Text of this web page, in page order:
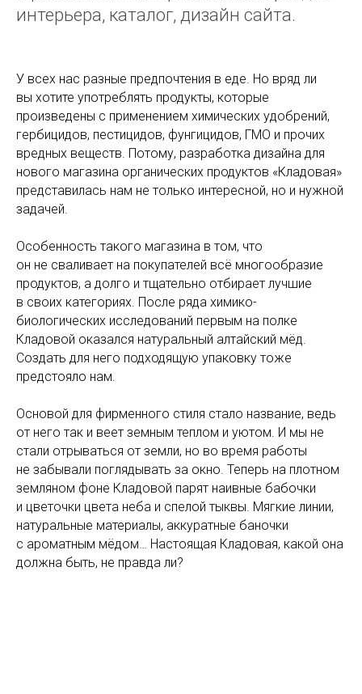
интерьера, каталог, дизайн сайта.
У всех нас разные предпочтения в еде. Но вряд ли
вы хотите употреблять продукты, которые
произведены с применением химических удобрений,
гербицидов, пестицидов, фунгицидов, ГМО и прочих
вредных веществ. Потому, разработка дизайна для
нового магазина органических продуктов «Кладовая»
представилась нам не только интересной, но и нужной
задачей.
Особенность такого магазина в том, что
он не сваливает на покупателей всё многообразие
продуктов, а долго и тщательно отбирает лучшие
в своих категориях. После ряда химико-
биологических исследований первым на полке
Кладовой оказался натуральный алтайский мёд.
Создать для него подходящую упаковку тоже
предстояло нам.
Основой для фирменного стиля стало название, ведь
от него так и веет земным теплом и уютом. И мы не
стали отрываться от земли, но во время работы
не забывали поглядывать за окно. Теперь на плотном
земляном фоне Кладовой парят наивные бабочки
и цветочки цвета неба и спелой тыквы. Мягкие линии,
натуральные материалы, аккуратные баночки
с ароматным мёдом… Настоящая Кладовая, какой она
должна быть, не правда ли?